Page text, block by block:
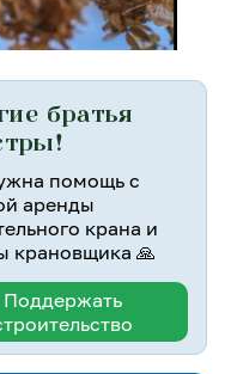
братья
помощь с
аренды
крана и
крановщика 🙏
Поддержать